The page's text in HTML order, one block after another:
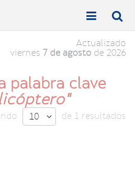
Toggle

Toggle

Actualizado
viernes 7 de agosto de 2026
palabra clave
10  de 1 resultados